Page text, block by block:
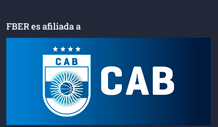
FBER es afiliada a